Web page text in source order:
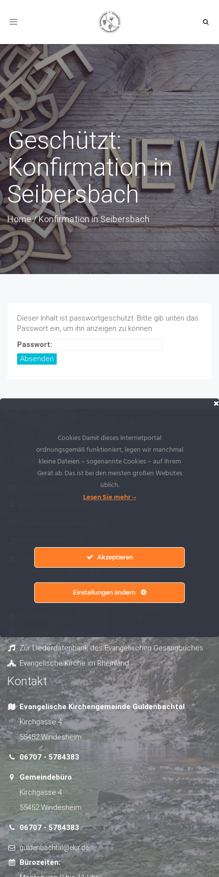
Toggle navigation
Geschützt:
Konfirmation in
Seibersbach
Home/Konfirmation in Seibersbach
Dieser Inhalt ist passwortgeschützt. Bitte gib unten das
Passwort ein, um ihn anzeigen zu können.
Passwort:
Unsere Gemeinde
Ev. Kindertagesstätte (KITA) Guldental
Interessante Links
Zur Liederdatenbank des Evangelischen Gesangbuches
Evangelische Kirche im Rheinland
Kontakt
Evangelische Kirchengemeinde Guldenbachtal
Kirchgasse 4
55452 Windesheim
06707 - 5784383
Gemeindebüro
Kirchgasse 4
55452 Windesheim
06707 - 5784383
guldenbachtal@ekir.de
Bürozeiten:
Cookies Damit dieses Internetportal
ordnungsgemäß funktioniert, legen wir manchmal
kleine Dateien – sogenannte Cookies – auf Ihrem
Gerät ab. Das ist bei den meisten großen Websites
üblich.
Lesen Sie mehr
Akzeptieren
Einstellungen ändern